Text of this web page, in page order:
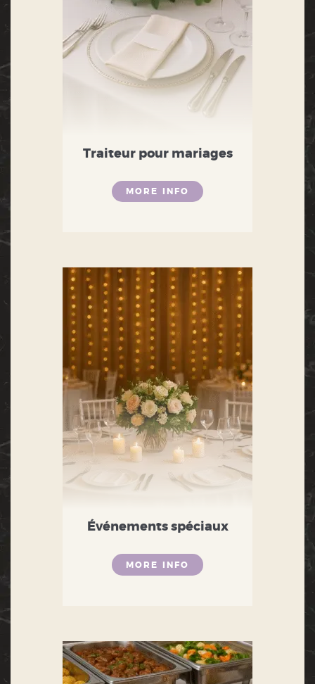
Traiteur pour mariages
MORE INFO
Événements spéciaux
MORE INFO